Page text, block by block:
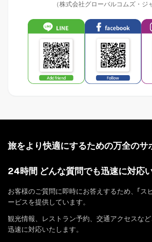
（株式会社グローバルコムズ・ジ
旅をより快適にするための万全のサ
24時間 どんな質問でも迅速に対応
お客様のご質問に即時にお答えするため、「ス
ービスを提供しています。
観光情報、レストラン予約、交通アクセスな
迅速に対応いたします。